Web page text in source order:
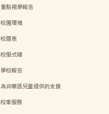
重點視學報告
校園環境
校曆表
校服式樣
學校報告
為非華語兒童提供的支援
校車服務